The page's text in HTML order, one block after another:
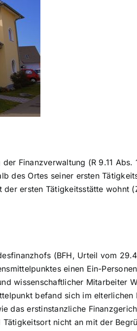
Finanzverwaltung (R 9.11 Abs.
des Ortes seiner ersten
ersten Tätigkeitsstätte wohnt
(BFH, Urteil vom
einen Ein-
wissenschaftlicher Mitarbeiter
befand sich im elterlichen
das erstinstanzliche
nicht an mit der